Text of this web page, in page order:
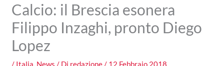
Calcio: il Brescia esonera
Filippo Inzaghi, pronto Diego
Lopez
/ Italia, News / Di redazione/ 12 Febbraio 2018